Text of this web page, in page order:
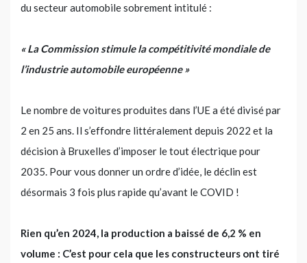
du secteur automobile sobrement intitulé :
« La Commission stimule la compétitivité mondiale de
l’industrie automobile européenne »
Le nombre de voitures produites dans l’UE a été divisé par
2 en 25 ans. Il s’effondre littéralement depuis 2022 et la
décision à Bruxelles d’imposer le tout électrique pour
2035. Pour vous donner un ordre d’idée, le déclin est
désormais 3 fois plus rapide qu’avant le COVID !
Rien qu’en 2024, la production a baissé de 6,2 % en
volume : C’est pour cela que les constructeurs ont tiré